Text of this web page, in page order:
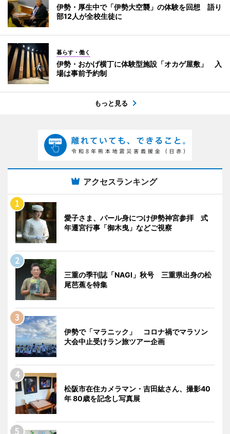
伊勢・厚生中で「伊勢大空襲」の体験を回想 語り
部12人が全校生徒に
暮らす・働く
伊勢・おかげ横丁に体験型施設「オカゲ屋敷」 入
場は事前予約制
もっと見る
アクセスランキング
愛子さま、パール身につけ伊勢神宮参拝 式
年遷宮行事「御木曳」などご視察
三重の季刊誌「NAGI」秋号 三重県出身の松
尾芭蕉を特集
伊勢で「マラニック」 コロナ禍でマラソン
大会中止受けラン旅ツアー企画
松阪市在住カメラマン・吉田紘さん、撮影40
年 80歳を記念し写真展